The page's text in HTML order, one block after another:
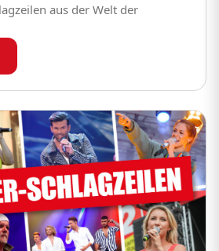
aus der Welt der